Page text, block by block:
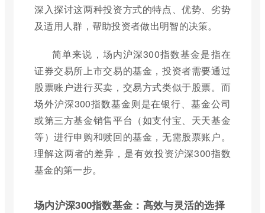
深入探讨这两种投资方式的特点、优势、劣势
及适用人群，帮助投资者做出明智的决策。
简单来说，场内沪深300指数基金是指在
证券交易所上市交易的基金，投资者需要通过
股票账户进行买卖，交易方式类似于股票。而
场外沪深300指数基金则是在银行、基金公司
或第三方基金销售平台（如支付宝、天天基金
等）进行申购和赎回的基金，无需股票账户。
理解这两者的差异，是有效投资沪深300指数
基金的第一步。
场内沪深300指数基金：高效与灵活的选择